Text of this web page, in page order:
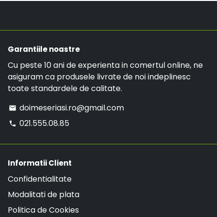
Garantiile noastre
Cu peste 10 ani de experienta in comertul online, ne
asiguram ca produsele livrate de noi indeplinesc
toate standardele de calitate.
email doimeseriasi.ro@gmail.com
phone 021.555.08.85
Informatii Client
Confidentialitate
Modalitati de plata
Politica de Cookies